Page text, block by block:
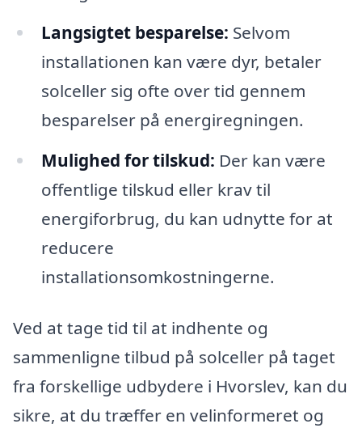
Langsigtet besparelse: Selvom
installationen kan være dyr, betaler
solceller sig ofte over tid gennem
besparelser på energiregningen.
Mulighed for tilskud: Der kan være
offentlige tilskud eller krav til
energiforbrug, du kan udnytte for at
reducere
installationsomkostningerne.
Ved at tage tid til at indhente og
sammenligne tilbud på solceller på taget
fra forskellige udbydere i Hvorslev, kan du
sikre, at du træffer en velinformeret og